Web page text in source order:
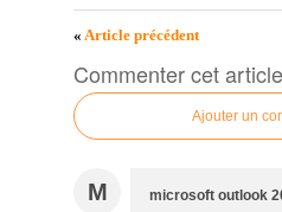
« Article précédent
Commenter cet article
Ajouter un
M microsoft outlook